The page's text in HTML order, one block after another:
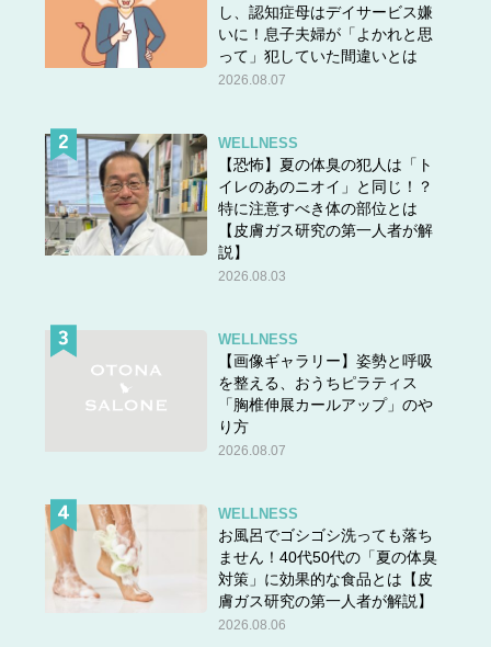
し、認知症母はデイサービス嫌
いに！息子夫婦が「よかれと思
って」犯していた間違いとは
2026.08.07
WELLNESS
【恐怖】夏の体臭の犯人は「ト
イレのあのニオイ」と同じ！？
特に注意すべき体の部位とは
【皮膚ガス研究の第一人者が解
説】
2026.08.03
WELLNESS
【画像ギャラリー】姿勢と呼吸
を整える、おうちピラティス
「胸椎伸展カールアップ」のや
り方
2026.08.07
WELLNESS
お風呂でゴシゴシ洗っても落ち
ません！40代50代の「夏の体臭
対策」に効果的な食品とは【皮
膚ガス研究の第一人者が解説】
2026.08.06